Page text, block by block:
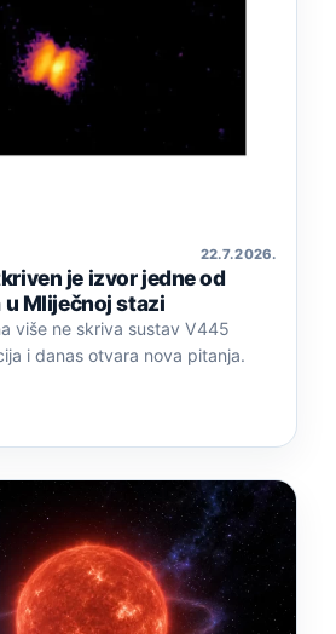
22. 7. 2026.
je izvor jedne od
Mliječnoj stazi
više ne skriva sustav V445
i danas otvara nova pitanja.